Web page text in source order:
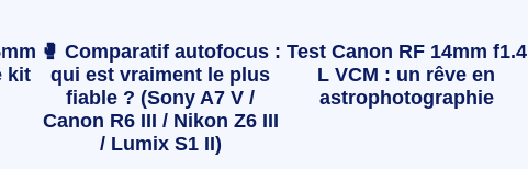
kit
🥊 Comparatif autofocus :
qui est vraiment le plus
fiable ? (Sony A7 V /
Canon R6 III / Nikon Z6 III
/ Lumix S1 II)
Test Canon RF 14mm f1.4
L VCM : un rêve en
astrophotographie